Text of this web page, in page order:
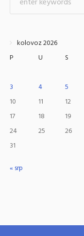
kolovoz 2026
P
U S
3
4 5
10
11 12
17
18 19
24
25 26
31
« srp